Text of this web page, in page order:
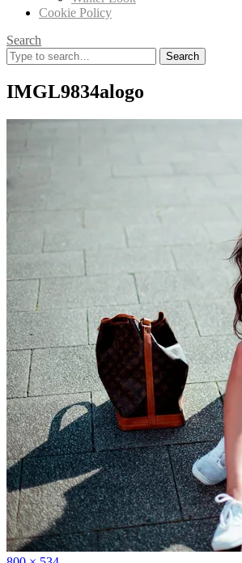
Cookie Policy
Search
Search
for:
IMGL9834alogo